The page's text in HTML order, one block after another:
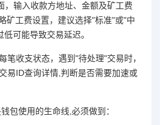
，输入收款方地址、金额及矿工费
矿工费设置，建议选择"标准"或"中
可能导致交易延迟。
笔收支状态，遇到"待处理"交易时，
易ID查询详情,判断是否需要加速或
包使用的生命线,必须做到：